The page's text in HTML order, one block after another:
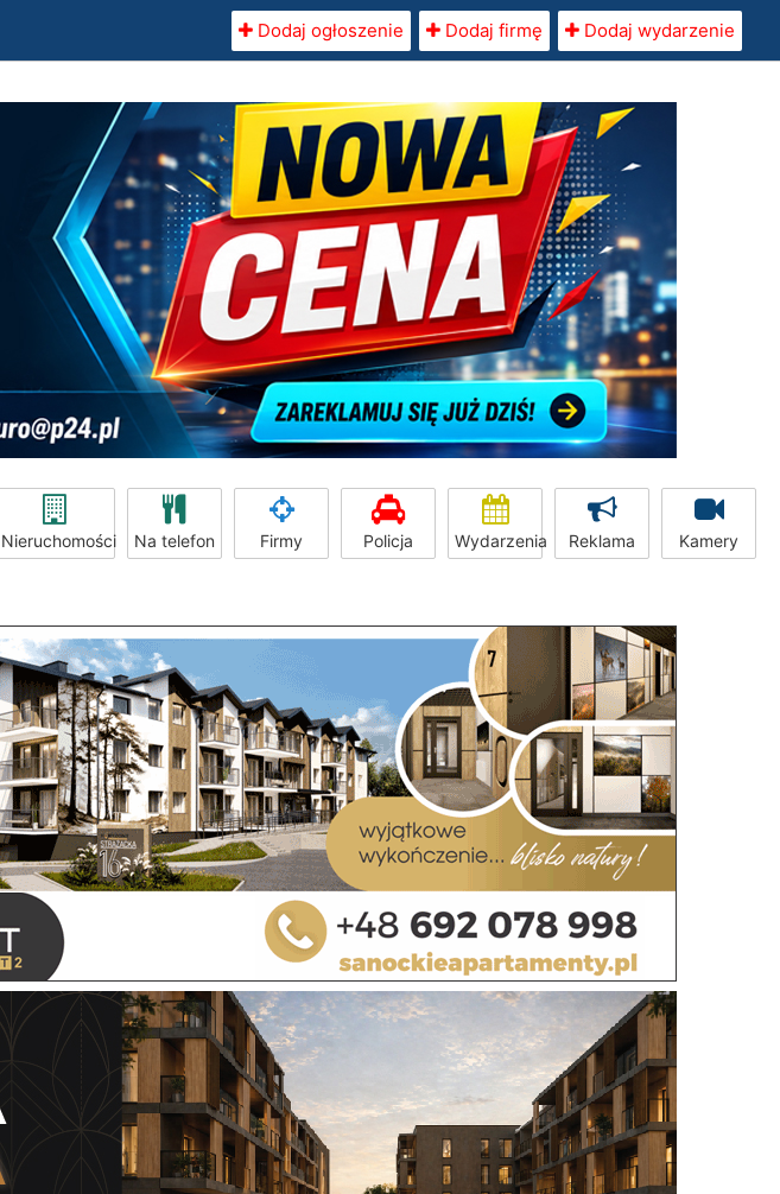
Dodaj ogłoszenie Dodaj firmę Dodaj wydarzenie
Nieruchomości Na telefon Firmy Policja Wydarzenia Reklama Kamery